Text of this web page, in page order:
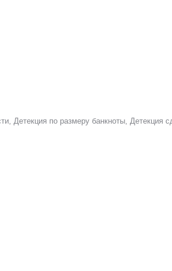
Детекция по размеру банкноты, Детекция